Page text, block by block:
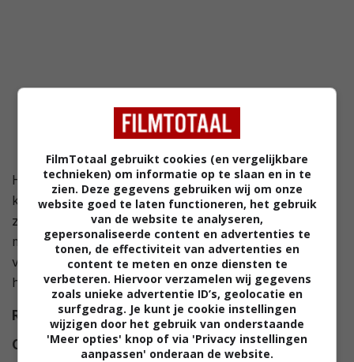
Hal Carter is een rondzwervende charmeur die in een
klein plaatsje terecht komt om een oude vriend op te
zoeken. Hij wil deze eigenlijk om een baantje vragen,
maar versiert 's mans vriendin. Iedereen probeert de
vriendin te overtuigen dat Hal een foute kerel is, maar
het blijkt niet zo makkelijk haar dat in te laten zien.
Regie Joshua Logan.
Cast
Cliff Robertson,William Holden
FilmTotaal gebruikt cookies (en vergelijkbare
technieken) om informatie op te slaan en in te
zien. Deze gegevens gebruiken wij om onze
website goed te laten functioneren, het gebruik
van de website te analyseren,
gepersonaliseerde content en advertenties te
tonen, de effectiviteit van advertenties en
content te meten en onze diensten te
verbeteren. Hiervoor verzamelen wij gegevens
zoals unieke advertentie ID’s, geolocatie en
surfgedrag. Je kunt je cookie instellingen
wijzigen door het gebruik van onderstaande
'Meer opties' knop of via 'Privacy instellingen
aanpassen' onderaan de website.